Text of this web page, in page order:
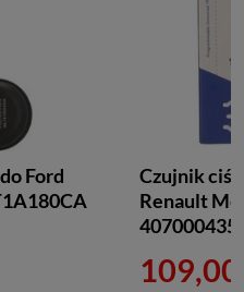
Ford
Czujnik
Renault